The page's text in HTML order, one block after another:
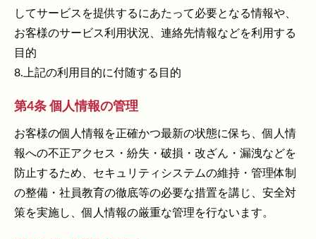
してサービスを提供するにあたって必要となる情報や、
お客様のサービス利用状況、連絡先情報などを利用する
目的
8.上記の利用目的に付随する目的
第4条 個人情報の管理
お客様の個人情報を正確かつ最新の状態に保ち、個人情
報への不正アクセス・紛失・破損・改ざん・漏洩などを
防止するため、セキュリティシステムの維持・管理体制
の整備・社員教育の徹底等の必要な措置を講じ、安全対
策を実施し、個人情報の厳重な管理を行ないます。